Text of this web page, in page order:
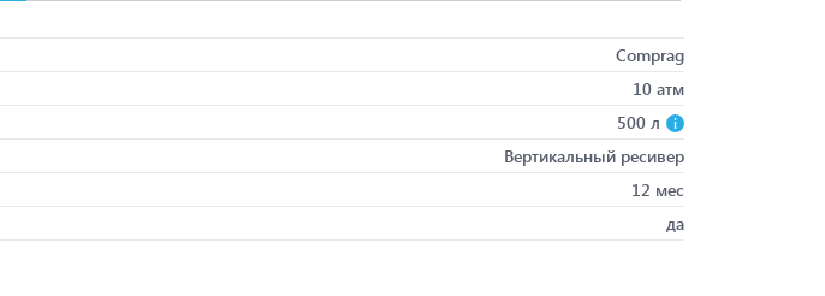
Comprag
10 атм
500 л
Вертикальный ресивер
12 мес
да